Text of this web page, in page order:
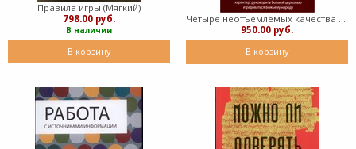
Правила игры (Мягкий)
798.00 руб.
В наличии
В корзину
950.00 руб.
В корзину